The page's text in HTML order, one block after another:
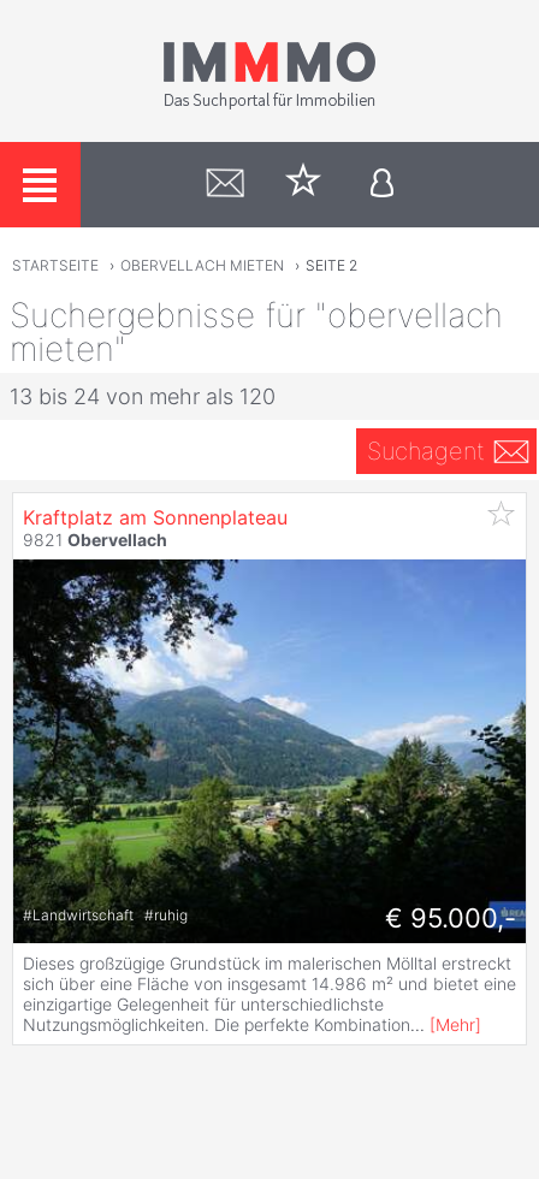
STARTSEITE › OBERVELLACH MIETEN › SEITE 2
Suchergebnisse für "obervellach
mieten"
13 bis 24 von mehr als 120
Suchagent
Kraftplatz am Sonnenplateau
9821 Obervellach
#Landwirtschaft #ruhig € 95.000,-
Dieses großzügige Grundstück im malerischen Mölltal erstreckt
sich über eine Fläche von insgesamt 14.986 m² und bietet eine
einzigartige Gelegenheit für unterschiedlichste
Nutzungsmöglichkeiten. Die perfekte Kombination... [Mehr]